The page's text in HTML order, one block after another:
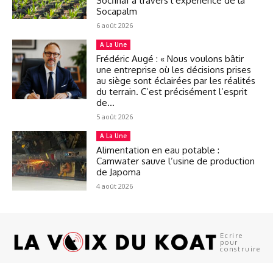
Socapalm
6 août 2026
A La Une
Frédéric Augé : « Nous voulons bâtir
une entreprise où les décisions prises
au siège sont éclairées par les réalités
du terrain. C’est précisément l’esprit
de...
5 août 2026
A La Une
Alimentation en eau potable :
Camwater sauve l’usine de production
de Japoma
4 août 2026
Ecrire
pour
construire